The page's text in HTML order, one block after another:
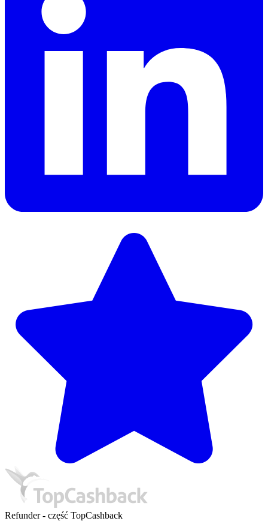
Refunder - część TopCashback